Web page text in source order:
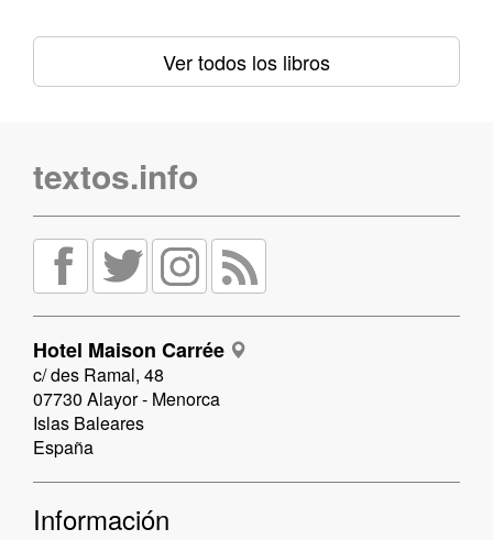
Ver todos los libros
textos.info
Hotel Maison Carrée
c/ des Ramal, 48
07730 Alayor - Menorca
Islas Baleares
España
Información